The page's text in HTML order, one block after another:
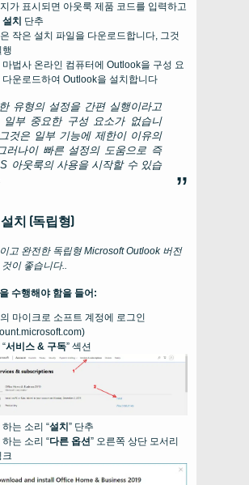
가 표시되면 아웃룩 제품 코드를 입력하고
설치 단추
작은 설치 파일을 다운로드합니다, 그것
행
마법사 온라인 컴퓨터에 Outlook을 구성 요
다운로드하여 Outlook을 설치합니다
유형의 설정을 간편 실행이라고
일부 중요한 구성 요소가 없습니
것은 일부 기능에 제한이 이유의
러나이 빠른 설정의 도움으로 즉
아웃룩의 사용을 시작할 수 있습
설치 (독립형)
고 완전한 독립형 Microsoft Outlook 버전
이 좋습니다..
수행해야 함을 들어:
마이크로 소프트 계정에 로그인
서비스 & 구독” 섹션
는 소리 “설치” 단추
는 소리 “다른 옵션” 오른쪽 상단 모서리